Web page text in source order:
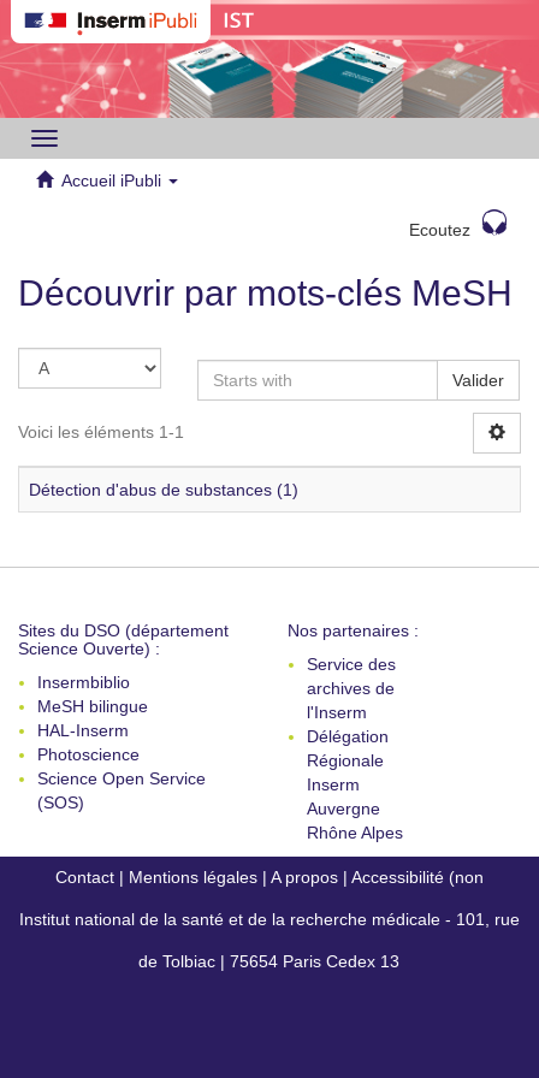
Toggle
navigation
Accueil iPubli
Ecoutez
Découvrir par mots-clés MeSH
Valider
Voici les éléments 1-1
Détection d'abus de substances (1)
Sites du DSO (département
Science Ouverte) :
Insermbiblio
MeSH bilingue
HAL-Inserm
Photoscience
Science Open Service
(SOS)
Nos partenaires :
Service des
archives de
l'Inserm
Délégation
Régionale
Inserm
Auvergne
Rhône Alpes
Contact | Mentions légales | A propos | Accessibilité (non
conforme)
Institut national de la santé et de la recherche médicale - 101, rue
de Tolbiac | 75654 Paris Cedex 13